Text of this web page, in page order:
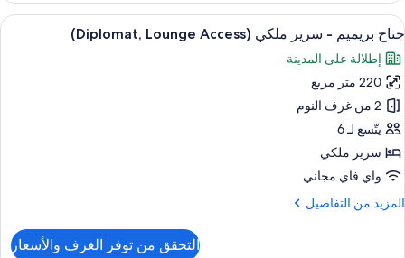
بريميم
(Bomonti,
Lounge
Access)
استعراض
جميع
صور
جناح
بريميم
-
سرير
ملكي
(Diplomat,
Lounge
أغطية فراش متميزة وأسرّة تيمبور بديك
8
جناح بريميم - سرير ملكي (Diplomat, Lounge Access)
إطلالة على المدينة
220 متر مربع
2 من غرف النوم
يتّسع لـ 6
سرير ملكي
واي فاي مجاني
المزيد من التفاصيل
المزيد
التحقق من توفر الغرف والأسعار